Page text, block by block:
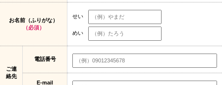
お名前（ふりがな）
（必須）
せい
めい
ご連
絡先
電話番号
E-mail